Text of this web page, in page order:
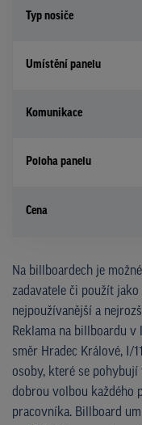
Typ nosiče
Umístění panelu
Komunikace
Poloha panelu
Cena
Na billboardech je
zadavatele či použít
nejpoužívanější a
Reklama na billboardu v
směr Hradec Králové, I/
osoby, které se
dobrou volbou každého
pracovníka. Billboard